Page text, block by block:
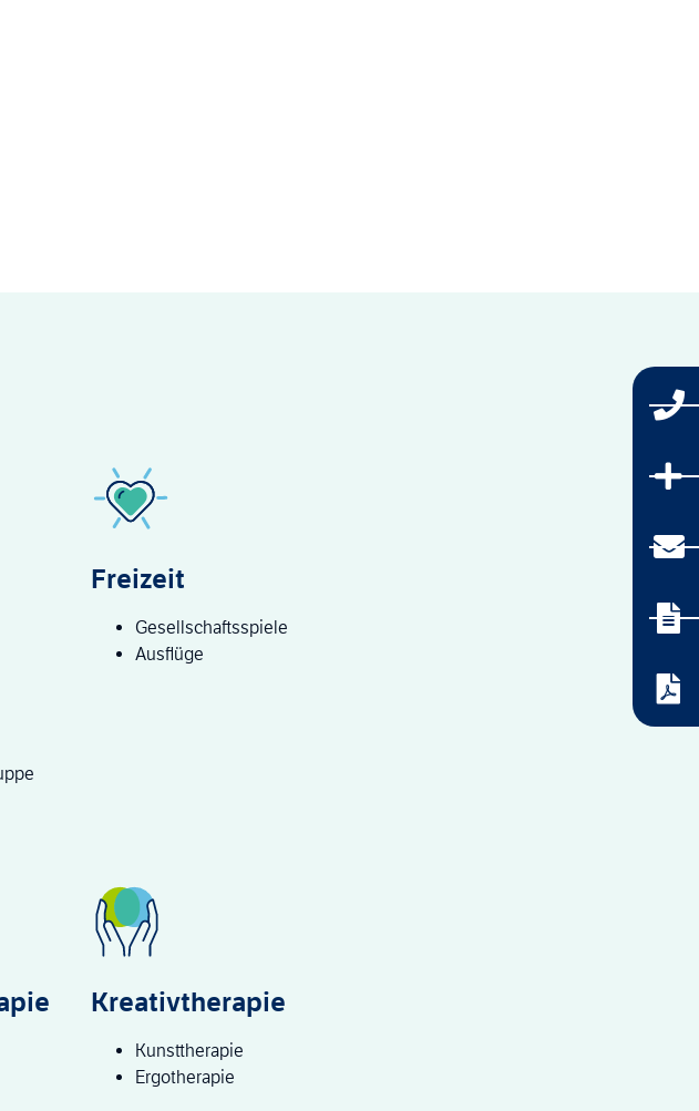
Freizeit
Gesellschaftsspiele
Ausflüge
Kreativtherapie
Kunsttherapie
Ergotherapie